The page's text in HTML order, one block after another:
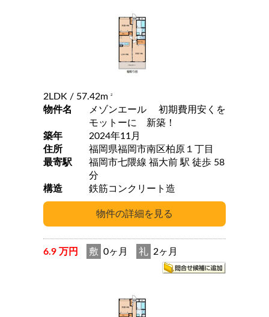
2LDK / 57.42m 2
物件名
メゾンエール 初期費用安くを
モットーに 新築！
築年
2024年11月
住所
福岡県福岡市南区柏原１丁目
最寄駅
福岡市七隈線 福大前 駅 徒歩 58
分
構造
鉄筋コンクリート造
6.9 万円 敷 0ヶ月 礼 2ヶ月